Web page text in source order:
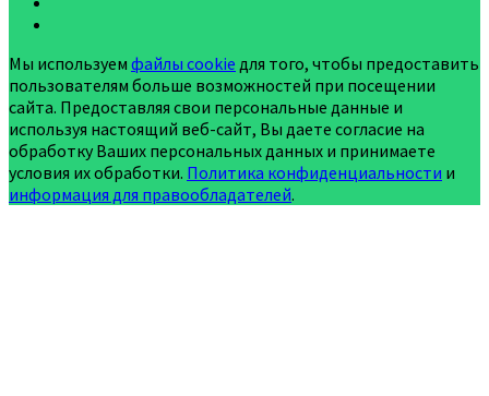
Мы используем файлы cookie для того, чтобы предоставить
пользователям больше возможностей при посещении
сайта. Предоставляя свои персональные данные и
используя настоящий веб-сайт, Вы даете согласие на
обработку Ваших персональных данных и принимаете
условия их обработки. Политика конфиденциальности и
информация для правообладателей.